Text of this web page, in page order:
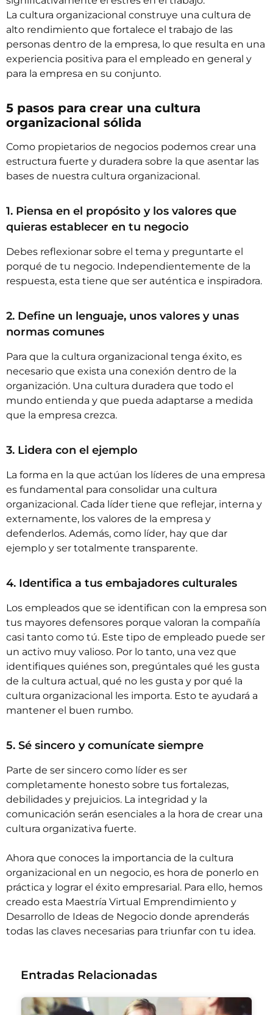
La cultura organizacional construye una cultura de
alto rendimiento que fortalece el trabajo de las
personas dentro de la empresa, lo que resulta en una
experiencia positiva para el empleado en general y
para la empresa en su conjunto.
5 pasos para crear una cultura
organizacional sólida
Como propietarios de negocios podemos crear una
estructura fuerte y duradera sobre la que asentar las
bases de nuestra cultura organizacional.
1. Piensa en el propósito y los valores que
quieras establecer en tu negocio
Debes reflexionar sobre el tema y preguntarte el
porqué de tu negocio. Independientemente de la
respuesta, esta tiene que ser auténtica e inspiradora.
2. Define un lenguaje, unos valores y unas
normas comunes
Para que la cultura organizacional tenga éxito, es
necesario que exista una conexión dentro de la
organización. Una cultura duradera que todo el
mundo entienda y que pueda adaptarse a medida
que la empresa crezca.
3. Lidera con el ejemplo
La forma en la que actúan los líderes de una empresa
es fundamental para consolidar una cultura
organizacional. Cada líder tiene que reflejar, interna y
externamente, los valores de la empresa y
defenderlos. Además, como líder, hay que dar
ejemplo y ser totalmente transparente.
4. Identifica a tus embajadores culturales
Los empleados que se identifican con la empresa son
tus mayores defensores porque valoran la compañía
casi tanto como tú. Este tipo de empleado puede ser
un activo muy valioso. Por lo tanto, una vez que
identifiques quiénes son, pregúntales qué les gusta
de la cultura actual, qué no les gusta y por qué la
cultura organizacional les importa. Esto te ayudará a
mantener el buen rumbo.
5. Sé sincero y comunícate siempre
Parte de ser sincero como líder es ser
completamente honesto sobre tus fortalezas,
debilidades y prejuicios. La integridad y la
comunicación serán esenciales a la hora de crear una
cultura organizativa fuerte.
Ahora que conoces la importancia de la cultura
organizacional en un negocio, es hora de ponerlo en
práctica y lograr el éxito empresarial. Para ello, hemos
creado esta Maestría Virtual Emprendimiento y
Desarrollo de Ideas de Negocio donde aprenderás
todas las claves necesarias para triunfar con tu idea.
Entradas Relacionadas